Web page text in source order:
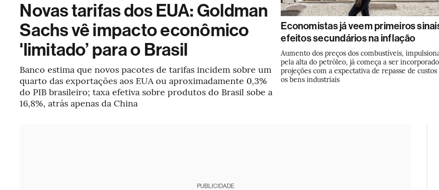
Novas tarifas dos EUA: Goldman
Sachs vê impacto econômico
'limitado’ para o Brasil
Banco estima que novos pacotes de tarifas incidem sobre um
quarto das exportações aos EUA ou aproximadamente 0,3%
do PIB brasileiro; taxa efetiva sobre produtos do Brasil sobe a
16,8%, atrás apenas da China
Economistas já veem primeiros
efeitos secundários na inflação
Aumento dos preços dos combustíveis,
pela alta do petróleo, já começa a ser
projeções com a expectativa de repasse de custos
os bens industriais
PUBLICIDADE